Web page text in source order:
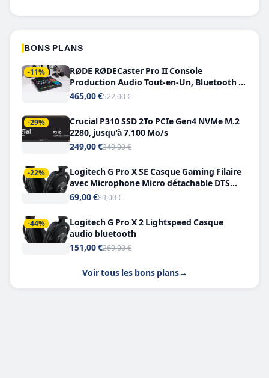
BONS PLANS
-11%
RØDE RØDECaster Pro II Console
Production Audio Tout-en-Un, Bluetooth et
Double USB-C
465,00 €522,00 €
-29%
Crucial P310 SSD 2To PCIe Gen4 NVMe M.2
2280, jusqu’à 7.100 Mo/s
249,00 €349,00 €
-22%
Logitech G Pro X SE Casque Gaming Filaire
avec Microphone Micro détachable DTS
Headphone X 7.1
69,00 €89,00 €
-44%
Logitech G Pro X 2 Lightspeed Casque
audio bluetooth
151,00 €269,00 €
Voir tous les bons plans→